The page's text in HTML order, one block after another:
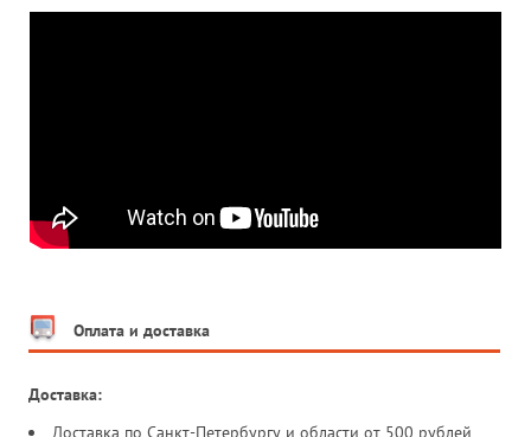
Оплата и доставка
Доставка:
Доставка по Санкт-Петербургу и области от 500 рублей